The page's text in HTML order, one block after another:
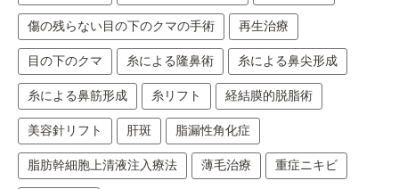
傷の残らない目の下のクマの手術 再生治療
目の下のクマ 糸による隆鼻術 糸による鼻尖形成
糸による鼻筋形成 糸リフト 経結膜的脱脂術
美容針リフト 肝斑 脂漏性角化症
脂肪幹細胞上清液注入療法 薄毛治療 重症ニキビ